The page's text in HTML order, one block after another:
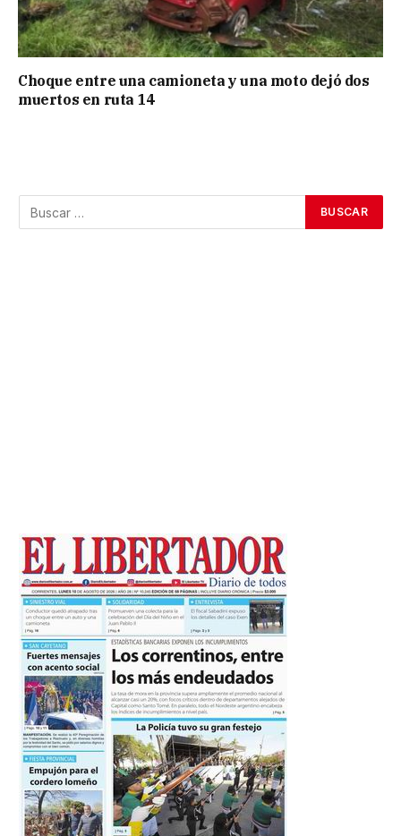
Choque entre una camioneta y una moto dejó dos
muertos en ruta 14